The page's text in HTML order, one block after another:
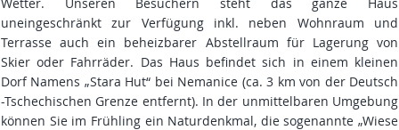
uneingeschränkt zur Verfügung inkl. neben Wohnraum und
Terrasse auch ein beheizbarer Abstellraum für Lagerung von
Skier oder Fahrräder. Das Haus befindet sich in einem kleinen
Dorf Namens „Stara Hut“ bei Nemanice (ca. 3 km von der Deutsch
-Tschechischen Grenze entfernt). In der unmittelbaren Umgebung
können Sie im Frühling ein Naturdenkmal, die sogenannte „Wiese